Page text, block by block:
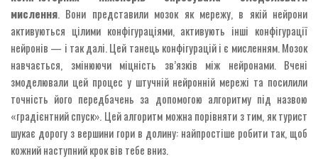
мислення. Вони представили мозок як мережу, в якій нейрони
активуються цілими конфігураціями, активують інші конфігурації
нейронів — і так далі. Цей танець конфігурацій і є мисленням. Мозок
навчається, змінюючи міцність зв’язків між нейронами. Вчені
змоделювали цей процес у штучній нейронній мережі та посилили
точність його передбачень за допомогою алгоритму під назвою
«градієнтний спуск». Цей алгоритм можна порівняти з тим, як турист
шукає дорогу з вершини гори в долину: найпростіше робити так, щоб
кожний наступний крок вів тебе вниз.